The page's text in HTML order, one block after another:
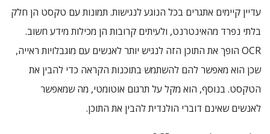
עדיין קיימים אתגרים בכל הנוגע לנגישות. תמונות עם טקסט הן חלק
בלתי נפרד מהאינטרנט, ולעיתים קרובות הן מכילות מידע חשוב.
OCR הופך את התוכן הזה לנגיש יותר לאנשים עם מוגבלויות ראייה,
שכן הוא מאפשר להם להשתמש בתוכנות הקראה כדי להבין את
הטקסט. בנוסף, הוא מקל על תרגום אוטומטי, מה שמאפשר
לאנשים שאינם דוברי הולנדית להבין את התוכן.